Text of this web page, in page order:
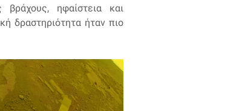
βράχους, ηφαίστεια και
δραστηριότητα ήταν πιο